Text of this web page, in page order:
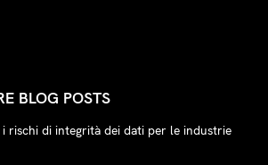
BLOG POSTS
rischi di integrità dei dati per le industrie